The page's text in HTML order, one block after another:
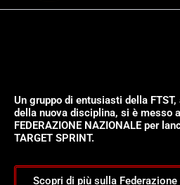
Un gruppo di entusiasti della
della nuova disciplina, si è messo
FEDERAZIONE NAZIONALE per
TARGET SPRINT.
Scopri di più sulla Federazione